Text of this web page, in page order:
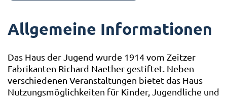
Allgemeine Informationen
Das Haus der Jugend wurde 1914 vom Zeitzer
Fabrikanten Richard Naether gestiftet. Neben
verschiedenen Veranstaltungen bietet das Haus
Nutzungsmöglichkeiten für Kinder, Jugendliche und